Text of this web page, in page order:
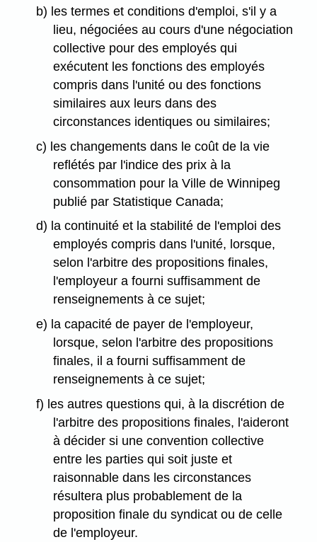
b) les termes et conditions d'emploi, s'il y a
lieu, négociées au cours d'une négociation
collective pour des employés qui
exécutent les fonctions des employés
compris dans l'unité ou des fonctions
similaires aux leurs dans des
circonstances identiques ou similaires;
c) les changements dans le coût de la vie
reflétés par l'indice des prix à la
consommation pour la Ville de Winnipeg
publié par Statistique Canada;
d) la continuité et la stabilité de l'emploi des
employés compris dans l'unité, lorsque,
selon l'arbitre des propositions finales,
l'employeur a fourni suffisamment de
renseignements à ce sujet;
e) la capacité de payer de l'employeur,
lorsque, selon l'arbitre des propositions
finales, il a fourni suffisamment de
renseignements à ce sujet;
f) les autres questions qui, à la discrétion de
l'arbitre des propositions finales, l'aideront
à décider si une convention collective
entre les parties qui soit juste et
raisonnable dans les circonstances
résultera plus probablement de la
proposition finale du syndicat ou de celle
de l'employeur.